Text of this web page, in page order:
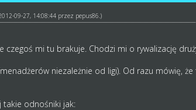
09-27, 14:08:44 przez pepus86 .)
czegoś mi tu brakuje. Chodzi mi o rywalizację
niezależnie od ligi). Od razu mówię,
takie odnośniki jak: